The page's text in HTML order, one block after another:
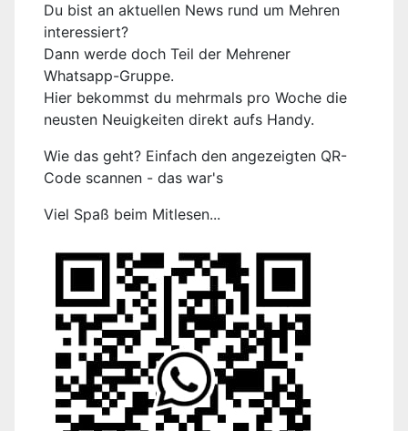
Du bist an aktuellen News rund um Mehren
interessiert?
Dann werde doch Teil der Mehrener
Whatsapp-Gruppe.
Hier bekommst du mehrmals pro Woche die
neusten Neuigkeiten direkt aufs Handy.
Wie das geht? Einfach den angezeigten QR-
Code scannen - das war's
Viel Spaß beim Mitlesen...